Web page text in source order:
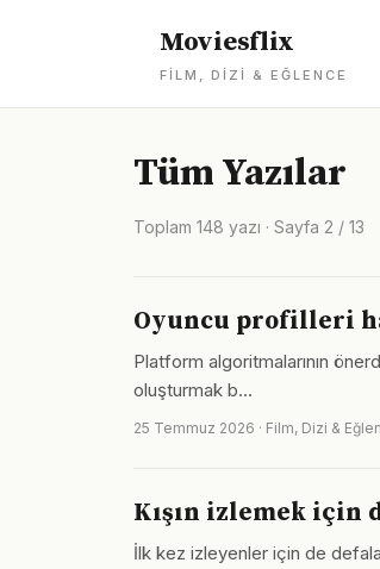
Moviesflix
FILM, DIZI & EĞLENCE
Tüm Yazılar
Toplam 148 yazı · Sayfa 2 / 13
Oyuncu profilleri
Platform algoritmalarının
oluşturmak b…
25 Temmuz 2026 · Film, Dizi &
Kışın izlemek
İlk kez izleyenler için de